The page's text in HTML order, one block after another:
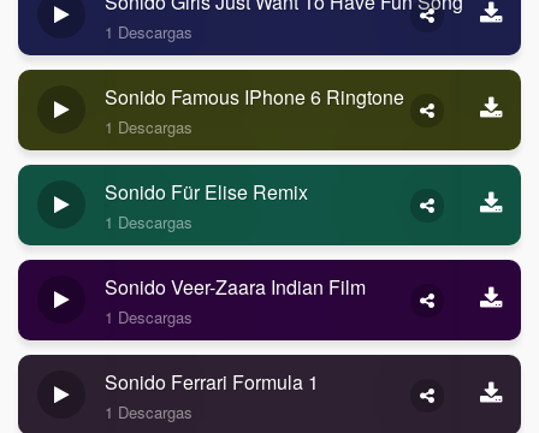
1 Descargas
Sonido Famous IPhone 6 Ringtone
1 Descargas
Sonido Für Elise Remix
1 Descargas
Sonido Veer-Zaara Indian Film
1 Descargas
Sonido Ferrari Formula 1
1 Descargas